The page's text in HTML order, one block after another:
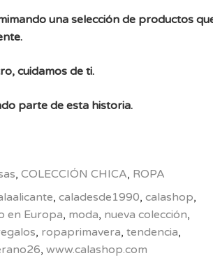
una selección de productos
cuidamos de ti.
parte de esta historia.
, COLECCIÓN CHICA, ROPA
, caladesde1990, calashop,
en Europa, moda, nueva colección,
, ropaprimavera, tendencia,
, www.calashop.com